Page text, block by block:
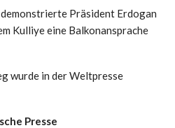
Präsident Erdogan
Kulliye eine Balkonansprache
wurde in der Weltpresse
Presse